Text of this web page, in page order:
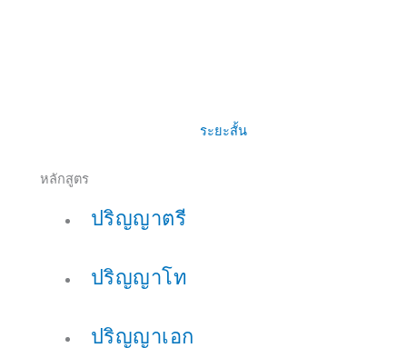
ระยะสั้น
หลักสูตร
ปริญญาตรี
ปริญญาโท
ปริญญาเอก